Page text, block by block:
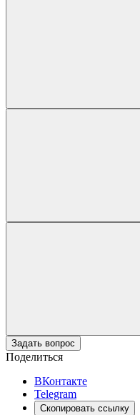
Задать вопрос
Поделиться
ВКонтакте
Telegram
Скопировать ссылку